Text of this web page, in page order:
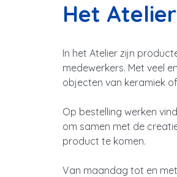
Het
In het Atelier zijn
medewerkers. Met veel
objecten van keramiek
Op bestelling werken
om samen met de
product te komen.
Van maandag tot en